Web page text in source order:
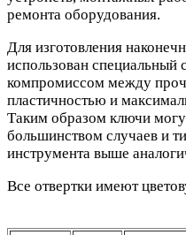
ремонта оборудования.
Для изготовления
использован специальный
компромиссом между
пластичностью и
Таким образом ключи
большинством случаев и
инструмента выше
Все отвертки имеют